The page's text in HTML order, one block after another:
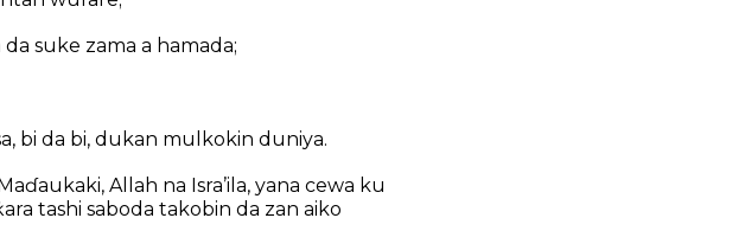
suke zama a hamada;
bi da bi, dukan mulkokin duniya.
Allah na Isra’ila, yana cewa ku
tashi saboda takobin da zan aiko